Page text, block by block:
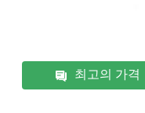
최고의 가격